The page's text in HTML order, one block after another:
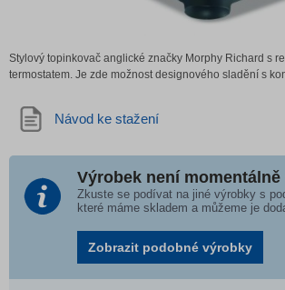
Stylový topinkovač anglické značky Morphy Richard s
termostatem. Je zde možnost designového sladění s
Návod ke stažení
Výrobek není
Zkuste se podívat na jiné výrobky s
které máme skladem a můžeme je
Zobrazit podobné výrobky